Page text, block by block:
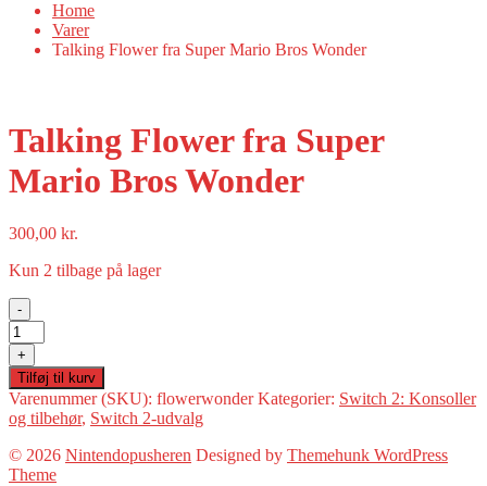
Home
Varer
Talking Flower fra Super Mario Bros Wonder
Talking Flower fra Super
Mario Bros Wonder
300,00 kr.
Kun 2 tilbage på lager
-
Talking
Flower
fra
Super
Mario
Bros
Wonder
antal
+
Tilføj til kurv
Varenummer (SKU): flowerwonder Kategorier: Switch 2: Konsoller
og tilbehør, Switch 2-udvalg
© 2026 Nintendopusheren Designed by Themehunk WordPress
Theme